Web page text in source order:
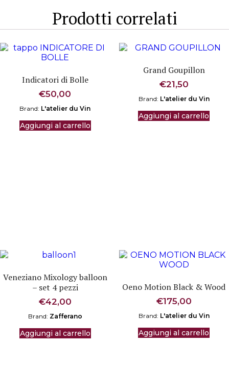
Prodotti correlati
Indicatori di Bolle
€50,00
Brand: L'atelier du Vin
Aggiungi al carrello
Grand Goupillon
€21,50
Brand: L'atelier du Vin
Aggiungi al carrello
Veneziano Mixology balloon
– set 4 pezzi
€42,00
Brand: Zafferano
Aggiungi al carrello
Oeno Motion Black & Wood
€175,00
Brand: L'atelier du Vin
Aggiungi al carrello